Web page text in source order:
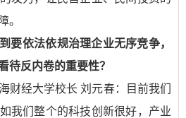
。
要依法依规治理企业无序竞争，
待反内卷的重要性？
财经大学校长 刘元春：
目前我们
我们整个的科技创新很好，产业